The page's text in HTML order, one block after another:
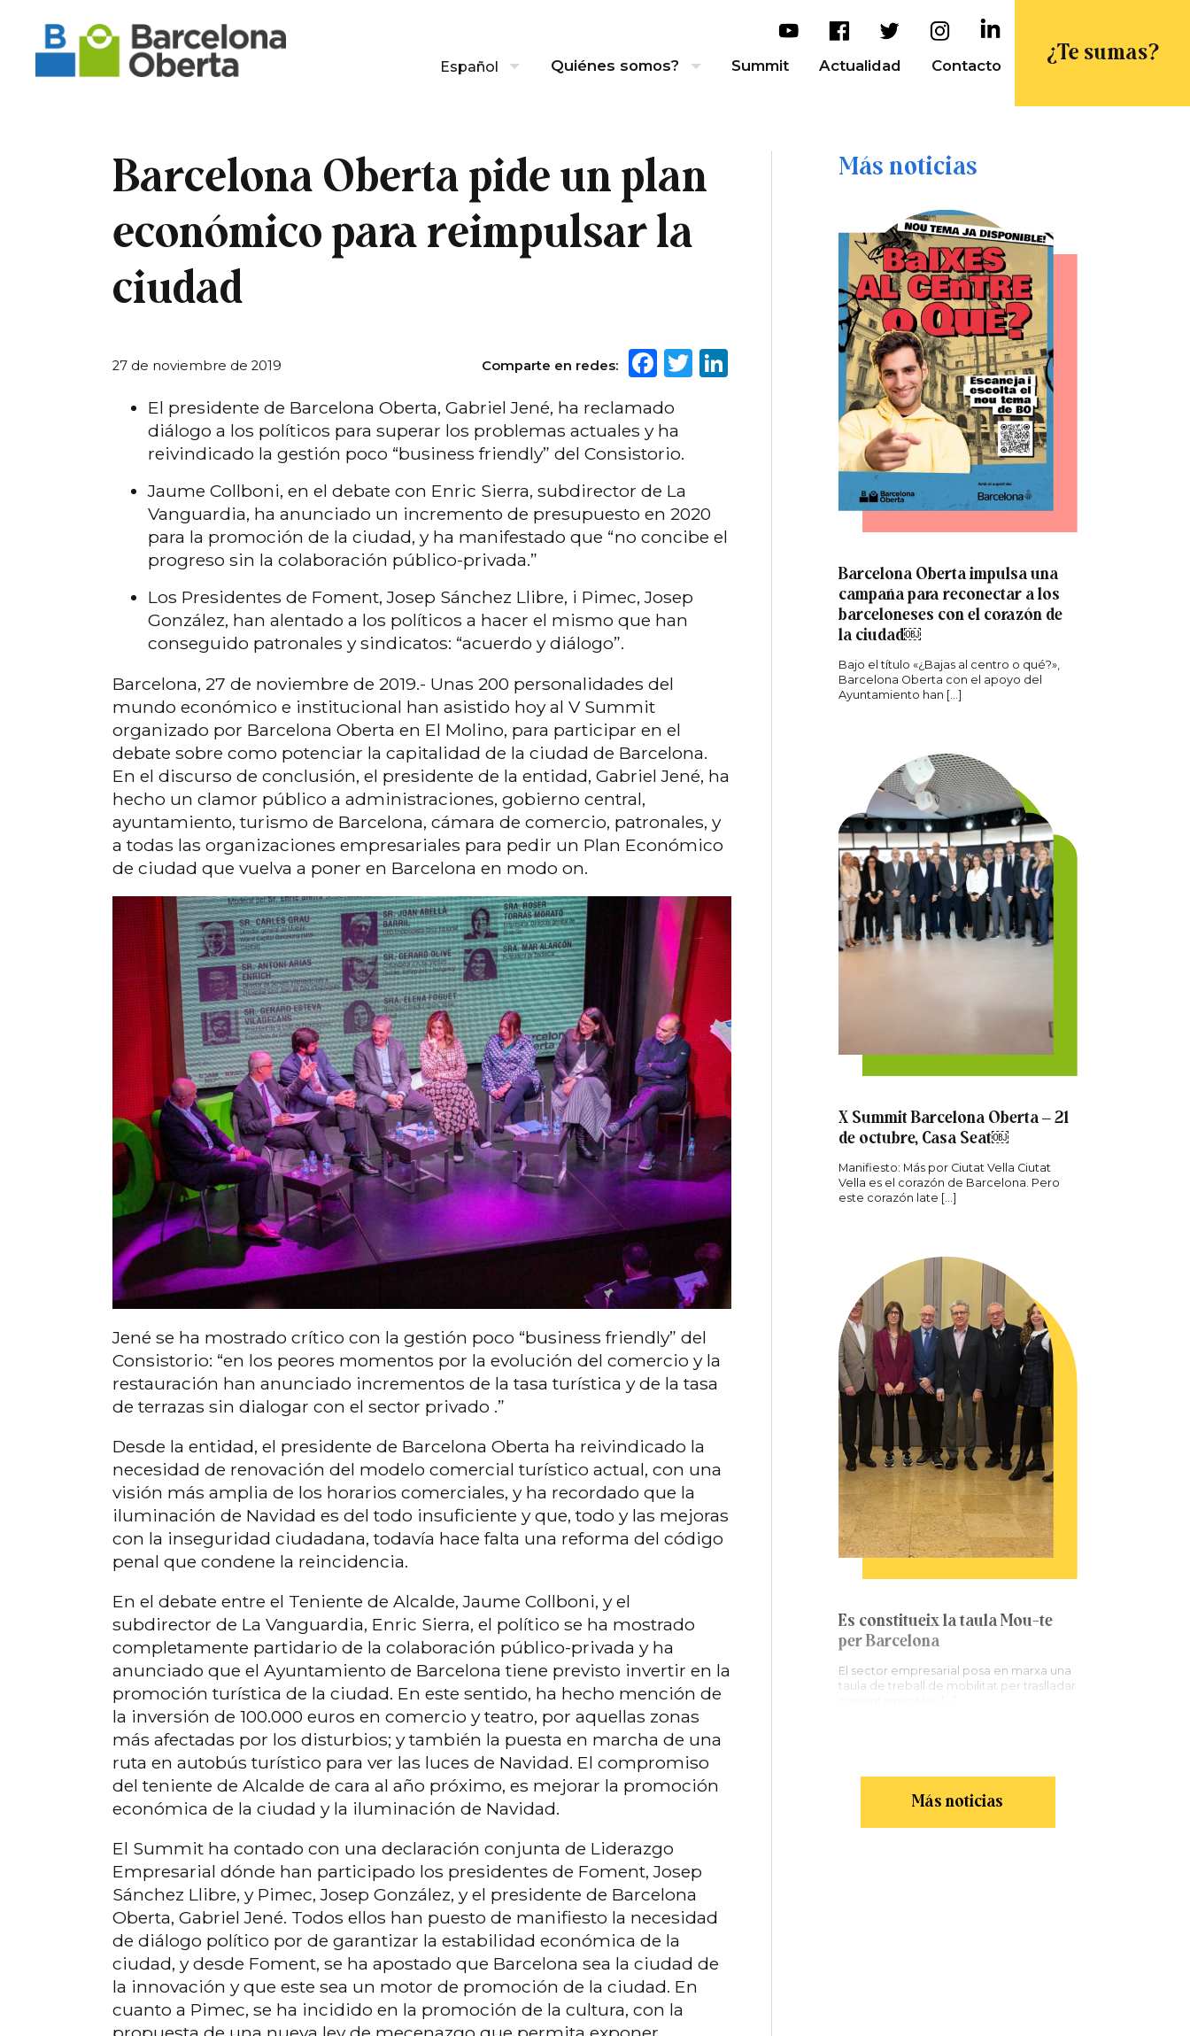
Español Quiénes somos? Summit Actualidad Contacto
¿Te sumas?
Barcelona Oberta pide un plan
económico para reimpulsar la
ciudad
27 de noviembre de 2019 Comparte en redes: Facebook
Twitter
LinkedIn
El presidente de Barcelona Oberta, Gabriel Jené, ha reclamado
diálogo a los políticos para superar los problemas actuales y ha
reivindicado la gestión poco “business friendly” del Consistorio.
Jaume Collboni, en el debate con Enric Sierra, subdirector de La
Vanguardia, ha anunciado un incremento de presupuesto en 2020
para la promoción de la ciudad, y ha manifestado que “no concibe el
progreso sin la colaboración público-privada.”
Los Presidentes de Foment, Josep Sánchez Llibre, i Pimec, Josep
González, han alentado a los políticos a hacer el mismo que han
conseguido patronales y sindicatos: “acuerdo y diálogo”.
Barcelona, 27 de noviembre de 2019.- Unas 200 personalidades del
mundo económico e institucional han asistido hoy al V Summit
organizado por Barcelona Oberta en El Molino, para participar en el
debate sobre como potenciar la capitalidad de la ciudad de Barcelona.
En el discurso de conclusión, el presidente de la entidad, Gabriel Jené, ha
hecho un clamor público a administraciones, gobierno central,
ayuntamiento, turismo de Barcelona, cámara de comercio, patronales, y
a todas las organizaciones empresariales para pedir un Plan Económico
de ciudad que vuelva a poner en Barcelona en modo on.
Jené se ha mostrado crítico con la gestión poco “business friendly” del
Consistorio: “en los peores momentos por la evolución del comercio y la
restauración han anunciado incrementos de la tasa turística y de la tasa
de terrazas sin dialogar con el sector privado .”
Desde la entidad, el presidente de Barcelona Oberta ha reivindicado la
necesidad de renovación del modelo comercial turístico actual, con una
visión más amplia de los horarios comerciales, y ha recordado que la
iluminación de Navidad es del todo insuficiente y que, todo y las mejoras
con la inseguridad ciudadana, todavía hace falta una reforma del código
penal que condene la reincidencia.
En el debate entre el Teniente de Alcalde, Jaume Collboni, y el
subdirector de La Vanguardia, Enric Sierra, el político se ha mostrado
completamente partidario de la colaboración público-privada y ha
anunciado que el Ayuntamiento de Barcelona tiene previsto invertir en la
promoción turística de la ciudad. En este sentido, ha hecho mención de
la inversión de 100.000 euros en comercio y teatro, por aquellas zonas
más afectadas por los disturbios; y también la puesta en marcha de una
ruta en autobús turístico para ver las luces de Navidad. El compromiso
del teniente de Alcalde de cara al año próximo, es mejorar la promoción
económica de la ciudad y la iluminación de Navidad.
El Summit ha contado con una declaración conjunta de Liderazgo
Empresarial dónde han participado los presidentes de Foment, Josep
Sánchez Llibre, y Pimec, Josep González, y el presidente de Barcelona
Oberta, Gabriel Jené. Todos ellos han puesto de manifiesto la necesidad
de diálogo político por de garantizar la estabilidad económica de la
ciudad, y desde Foment, se ha apostado que Barcelona sea la ciudad de
la innovación y que este sea un motor de promoción de la ciudad. En
cuanto a Pimec, se ha incidido en la promoción de la cultura, con la
Más noticias
Barcelona Oberta impulsa una
campaña para reconectar a los
barceloneses con el corazón de
la ciudad￼
Bajo el título «¿Bajas al centro o qué?»,
Barcelona Oberta con el apoyo del
Ayuntamiento han […]
X Summit Barcelona Oberta – 21
de octubre, Casa Seat￼
Manifiesto: Más por Ciutat Vella Ciutat
Vella es el corazón de Barcelona. Pero
este corazón late […]
Es constitueix la taula Mou-te
per Barcelona
El sector empresarial posa en marxa una
taula de treball de mobilitat per traslladar
Más noticias